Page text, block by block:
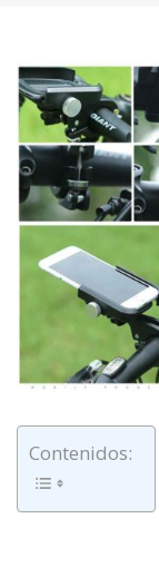
Contenidos: